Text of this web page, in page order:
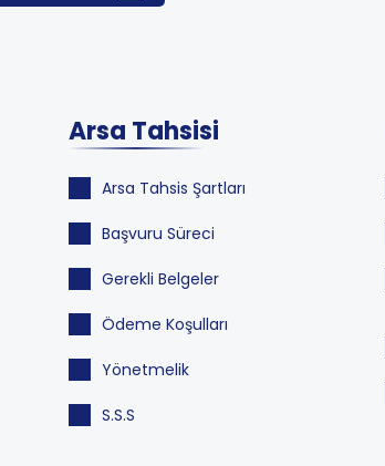
Arsa Tahsisi
Arsa Tahsis Şartları
Başvuru Süreci
Gerekli Belgeler
Ödeme Koşulları
Yönetmelik
S.S.S